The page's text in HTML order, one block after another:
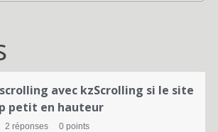
avec kzScrolling si le site
petit en hauteur
2 réponses 0 points